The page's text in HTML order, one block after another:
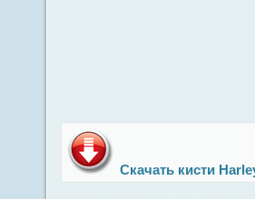
Скачать кисти